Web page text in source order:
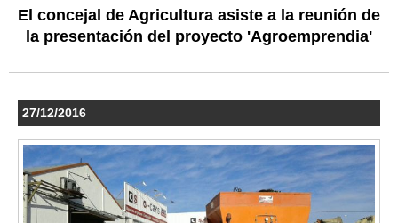
El concejal de Agricultura asiste a la reunión de
la presentación del proyecto 'Agroemprendia'
27/12/2016